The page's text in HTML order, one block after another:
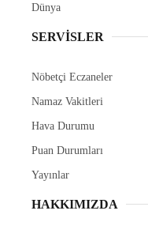
Dünya
SERVİSLER
Nöbetçi Eczaneler
Namaz Vakitleri
Hava Durumu
Puan Durumları
Yayınlar
HAKKIMIZDA